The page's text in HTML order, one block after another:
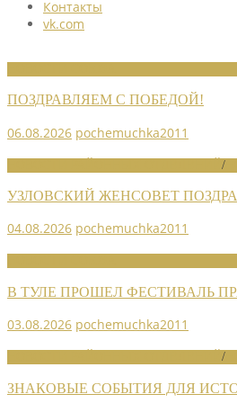
Контакты
vk.com
ПОЗДРАВЛЯЕМ С ПОБЕДОЙ!
06.08.2026 pochemuchka2011
/
УЗЛОВСКИЙ ЖЕНСОВЕТ
04.08.2026 pochemuchka2011
В ТУЛЕ ПРОШЕЛ ФЕСТИВАЛЬ
03.08.2026 pochemuchka2011
/
ЗНАКОВЫЕ СОБЫТИЯ ДЛЯ